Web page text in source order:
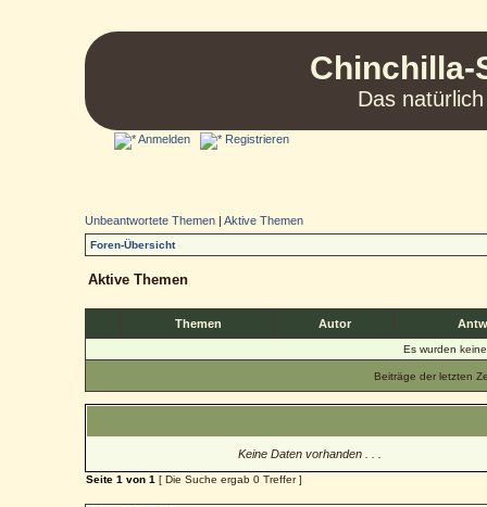
Chinchilla-
Das
Anmelden Registrieren
Unbeantwortete Themen |Aktive Themen
Foren-Übersicht
Aktive Themen
Themen Autor
Es wurden
Beiträge der letzten
Keine Daten vorhanden . . .
Seite1 von1 [ Die Suche ergab 0 Treffer ]